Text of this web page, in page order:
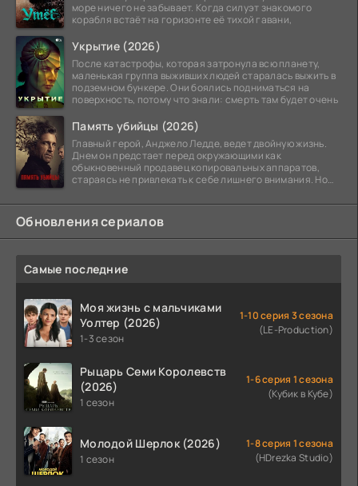
море ничего не забывает. Когда силуэт знакомого
корабля встаёт на горизонте её тихой гавани,
Укрытие (2026)
После катастрофы, которая затронула всю планету,
маленькая группа выживших людей старалась выжить в
подземном бункере. Они боялись подниматься на
поверхность, потому что знали: смерть там будет очень
Память убийцы (2026)
Главный герой, Анджело Ледде, ведет двойную жизнь.
Днем он предстает перед окружающими как
обыкновенный продавец копировальных аппаратов,
стараясь не привлекать к себе лишнего внимания. Но
Обновления сериалов
Самые последние
Моя жизнь с мальчиками
Уолтер (2026)
1-3 сезон
1-10 серия 3 сезона
(LE-Production)
Рыцарь Семи Королевств
(2026)
1 сезон
1-6 серия 1 сезона
(Кубик в Кубе)
Молодой Шерлок (2026)
1 сезон
1-8 серия 1 сезона
(HDrezka Studio)